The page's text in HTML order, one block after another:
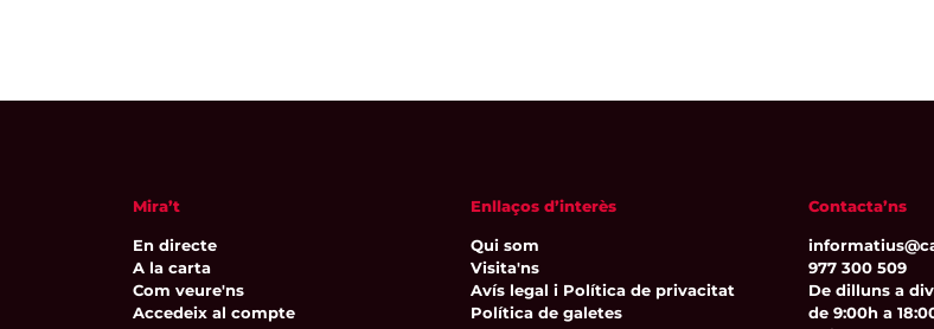
Mira’t
En directe
A la carta
Com veure'ns
Accedeix al compte
Enllaços d’interès
Qui som
Visita'ns
Avís legal i Política de privacitat
Política de galetes
Contacta’ns
977 300 509
De dilluns a
de 9:00h a